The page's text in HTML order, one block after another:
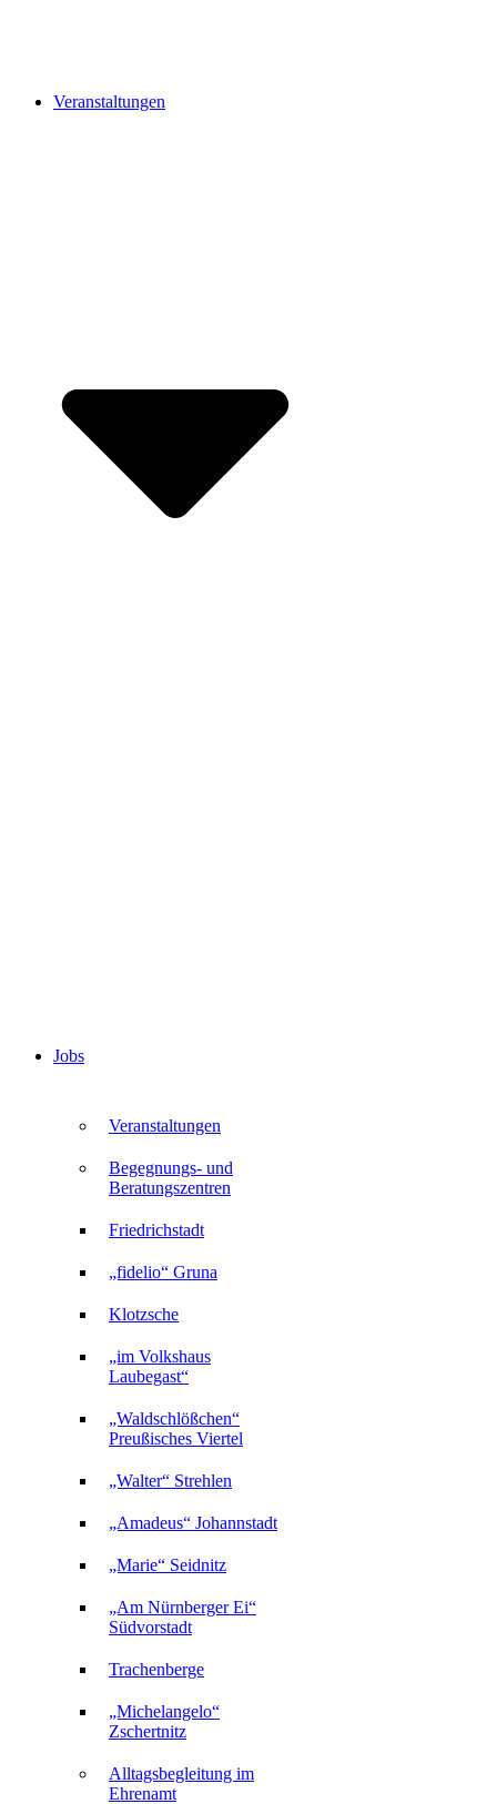
Veranstaltungen
Begegnungs- und
Beratungszentren
Friedrichstadt
„fidelio“ Gruna
Klotzsche
„im Volkshaus
Laubegast“
„Waldschlößchen“
Preußisches Viertel
„Walter“ Strehlen
„Amadeus“ Johannstadt
„Marie“ Seidnitz
„Am Nürnberger Ei“
Südvorstadt
Trachenberge
„Michelangelo“
Zschertnitz
Alltagsbegleitung im
Ehrenamt
Veranstaltungen
Jobs